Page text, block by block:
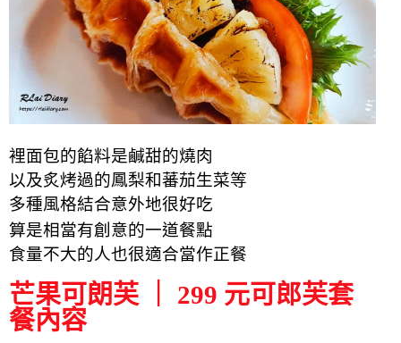
裡面包的餡料是鹹甜的燒肉
以及炙烤過的鳳梨和蕃茄生菜等
多種風格結合意外地很好吃
算是相當有創意的一道餐點
食量不大的人也很適合當作正餐
芒果可朗芙 ｜ 299 元可郎芙套
餐內容